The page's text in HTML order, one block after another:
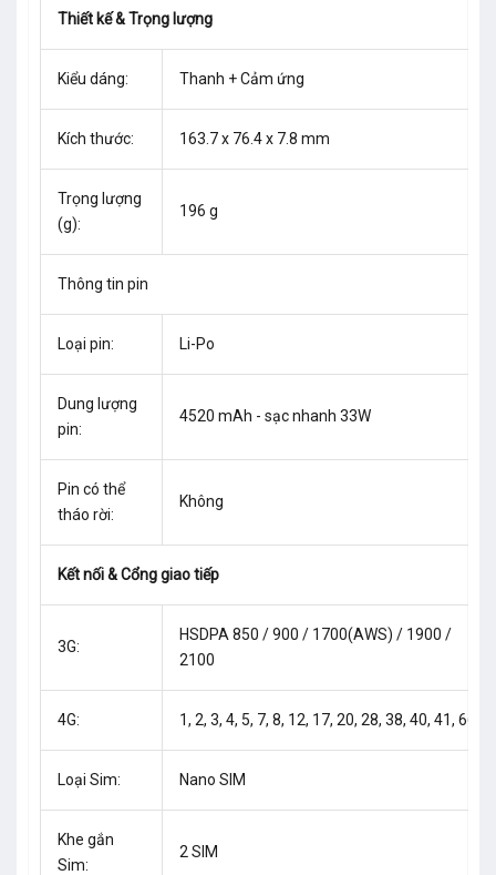
Thiết kế & Trọng lượng
Kiểu dáng: Thanh + Cảm ứng
Kích thước: 163.7 x 76.4 x 7.8 mm
Trọng lượng
(g):
196 g
Thông tin pin
Loại pin: Li-Po
Dung lượng
pin:
4520 mAh - sạc nhanh 33W
Pin có thể
tháo rời:
Không
Kết nối & Cổng giao tiếp
3G:
HSDPA 850 / 900 / 1700(AWS) / 1900 /
2100
4G: 1, 2, 3, 4, 5, 7, 8, 12, 17, 20, 28, 38, 40, 41, 66
Loại Sim: Nano SIM
Khe gắn
Sim:
2 SIM